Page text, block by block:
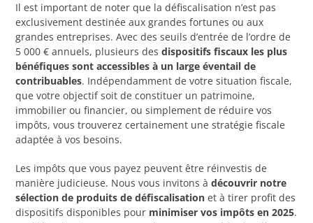
Il est important de noter que la défiscalisation n’est pas
exclusivement destinée aux grandes fortunes ou aux
grandes entreprises. Avec des seuils d’entrée de l’ordre de
5 000 € annuels, plusieurs desdispositifs fiscaux les plus
bénéfiques sont accessibles à un large éventail de
contribuables. Indépendamment de votre situation fiscale,
que votre objectif soit de constituer un patrimoine,
immobilier ou financier, ou simplement de réduire vos
impôts, vous trouverez certainement une stratégie fiscale
adaptée à vos besoins.
Les impôts que vous payez peuvent être réinvestis de
manière judicieuse. Nous vous invitons àdécouvrir notre
sélection de produits de défiscalisation et à tirer profit des
dispositifs disponibles pour minimiser vos impôts en 2025.